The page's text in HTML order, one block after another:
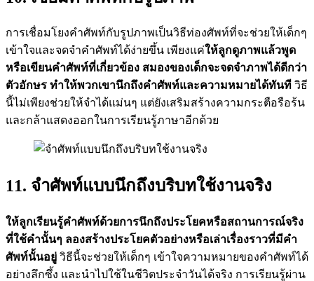
การเชื่อมโยงคำศัพท์กับรูปภาพเป็นวิธีท่องศัพท์ที่จะช่วยให้เด็กๆ
เข้าใจและจดจำคำศัพท์ได้ง่ายขึ้น เพียงแค่ให้ลูกดูภาพแล้วพูด
หรือเขียนคำศัพท์ที่เกี่ยวข้อง สมองของเด็กจะจดจำภาพได้ดีกว่า
ตัวอักษร ทำให้พวกเขานึกถึงคำศัพท์และความหมายได้ทันที วิธี
นี้ไม่เพียงช่วยให้จำได้แม่นๆ แต่ยังเสริมสร้างความกระตือรือร้น
และกล้าแสดงออกในการเรียนรู้ภาษาอีกด้วย
11. จำศัพท์แบบนึกถึงบริบทใช้งานจริง
ให้ลูกเรียนรู้คำศัพท์ด้วยการนึกถึงประโยคหรือสถานการณ์จริง
ที่ใช้คำนั้นๆ ลองสร้างประโยคตัวอย่างหรือเล่าเรื่องราวที่มีคำ
ศัพท์นั้นอยู่ วิธีนี้จะช่วยให้เด็กๆ เข้าใจความหมายของคำศัพท์ได้
อย่างลึกซึ้ง และนำไปใช้ในชีวิตประจำวันได้จริง การเรียนรู้ผ่าน